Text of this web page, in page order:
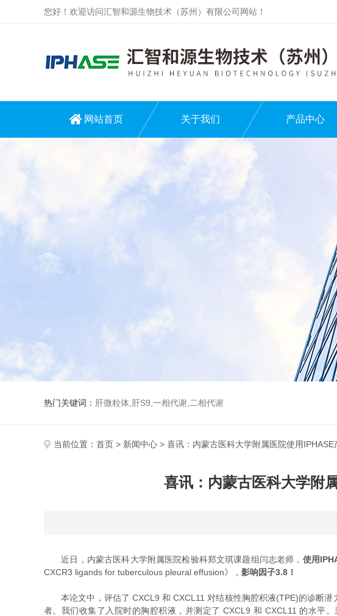
您好！欢迎访问汇智和源生物技术（苏州）有限公司网站！
网站首页 关于我们 产品中心
热门关键词： 肝微粒体,肝S9,一相代谢,二相代谢
当前位置： 首页 > 新闻中心 > 喜讯：内蒙古医科大学附属医院使用IPHASE
喜讯：内蒙古医科大学附
近日，内蒙古医科大学附属医院检验科郑文琪课题组闫志老师， 使用
CXCR3 ligands for tuberculous pleural effusion》， 影响因子3.8！
本论文中，评估了 CXCL9 和 CXCL11 对结核性胸腔积液(TPE)的诊断潜
者。我们收集了入院时的胸腔积液，并测定了 CXCL9 和 CXCL11 的水平